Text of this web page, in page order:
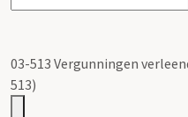
03-513 Vergunningen
513)